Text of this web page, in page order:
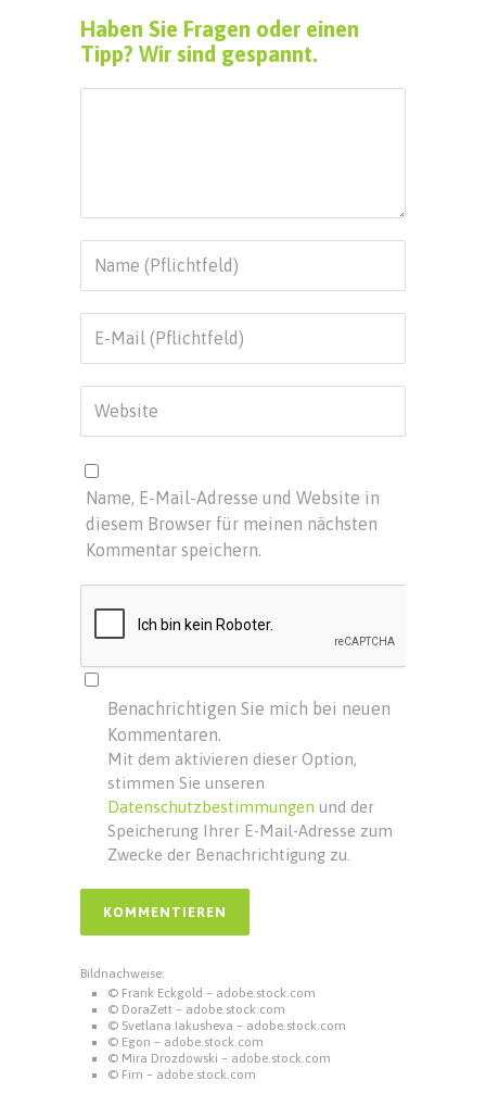
Haben Sie Fragen oder einen
Tipp? Wir sind gespannt.
Name, E-Mail-Adresse und Website in
diesem Browser für meinen nächsten
Kommentar speichern.
Benachrichtigen Sie mich bei neuen
Kommentaren.
Mit dem aktivieren dieser Option,
stimmen Sie unseren
Datenschutzbestimmungen und der
Speicherung Ihrer E-Mail-Adresse zum
Zwecke der Benachrichtigung zu.
Bildnachweise:
© Frank Eckgold – adobe.stock.com
© DoraZett – adobe.stock.com
© Svetlana Iakusheva – adobe.stock.com
© Egon – adobe.stock.com
© Mira Drozdowski – adobe.stock.com
© Firn – adobe.stock.com